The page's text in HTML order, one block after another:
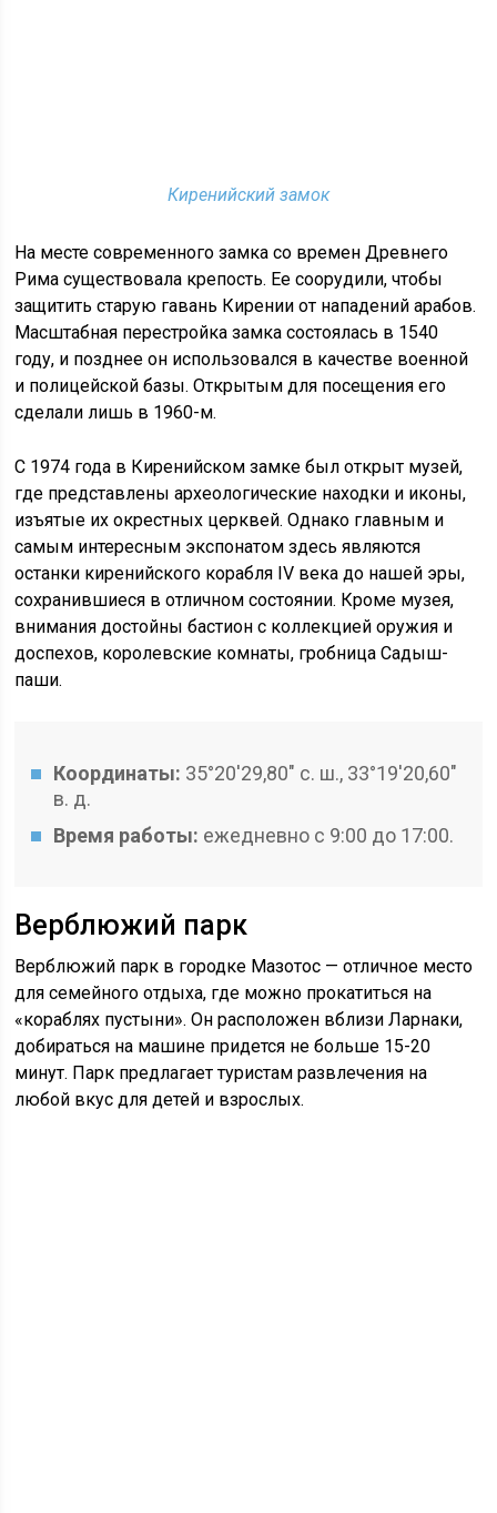
Киренийский замок
На месте современного замка со времен Древнего
Рима существовала крепость. Ее соорудили, чтобы
защитить старую гавань Кирении от нападений арабов.
Масштабная перестройка замка состоялась в 1540
году, и позднее он использовался в качестве военной
и полицейской базы. Открытым для посещения его
сделали лишь в 1960-м.
С 1974 года в Киренийском замке был открыт музей,
где представлены археологические находки и иконы,
изъятые их окрестных церквей. Однако главным и
самым интересным экспонатом здесь являются
останки киренийского корабля IV века до нашей эры,
сохранившиеся в отличном состоянии. Кроме музея,
внимания достойны бастион с коллекцией оружия и
доспехов, королевские комнаты, гробница Садыш-
паши.
Координаты: 35°20′29,80″ с. ш., 33°19′20,60″
в. д.
Время работы: ежедневно с 9:00 до 17:00.
Верблюжий парк
Верблюжий парк в городке Мазотос — отличное место
для семейного отдыха, где можно прокатиться на
«кораблях пустыни». Он расположен вблизи Ларнаки,
добираться на машине придется не больше 15-20
минут. Парк предлагает туристам развлечения на
любой вкус для детей и взрослых.